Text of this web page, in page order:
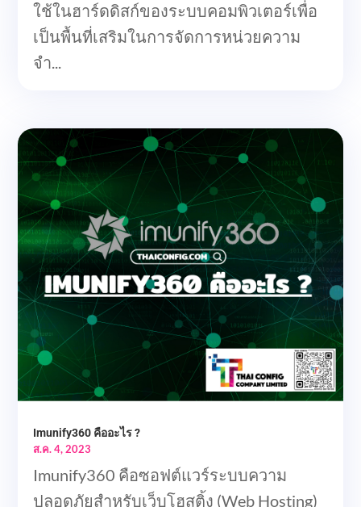
ใช้ในฮาร์ดดิสก์ของระบบคอมพิวเตอร์เพื่อ
เป็นพื้นที่เสริมในการจัดการหน่วยความ
จำ...
Imunify360 คืออะไร ?
ส.ค. 4, 2023
Imunify360 คือซอฟต์แวร์ระบบความ
ปลอดภัยสำหรับเว็บโฮสติ้ง (Web Hosting)